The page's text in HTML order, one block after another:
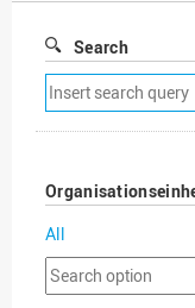
Search
Remove
search
filter
All
Search
option